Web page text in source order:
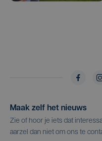
Maak zelf het nieuws
Zie of hoor je iets dat
aarzel dan niet om ons te